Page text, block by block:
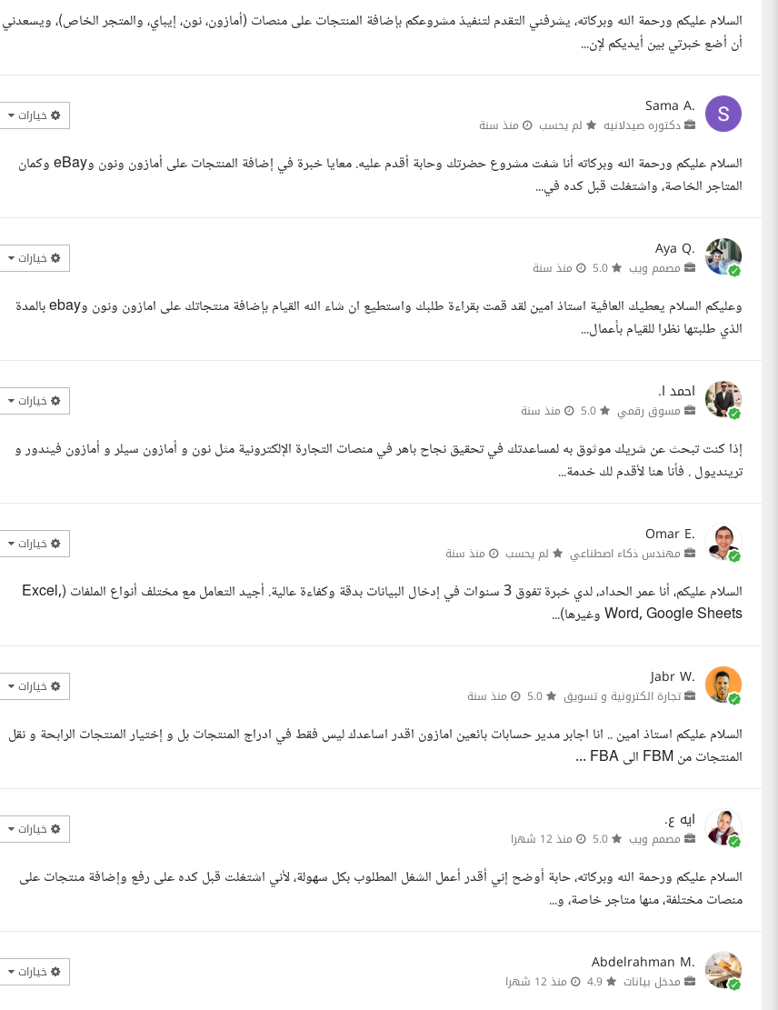
السلام عليكم ورحمة الله وبركاته، يشرفني التقدم لتنفيذ مشروعكم بإضافة المنتجات على منصات (أمازون، نون، إيباي، والمتجر الخاص)، ويسعدني
أن أضع خبرتي بين أيديكم لإن...
Sama A.
دكتوره صيدلانيه لم يحسب منذ سنة خيارات
السلام عليكم ورحمة الله وبركاته أنا شفت مشروع حضرتك وحابة أقدم عليه. معايا خبرة في إضافة المنتجات على أمازون ونون وeBay وكمان
المتاجر الخاصة، واشتغلت قبل كده في...
Aya Q.
مصمم ويب منذ سنة خيارات
وعليكم السلام يعطيك العافية استاذ امين لقد قمت بقراءة طلبك واستطيع ان شاء الله القيام بإضافة منتجاتك على امازون ونون وebay بالمدة
الذي طلبتها نظرا للقيام بأعمال...
احمد ا.
مسوق رقمي منذ سنة خيارات
إذا كنت تبحث عن شريك موثوق به لمساعدتك في تحقيق نجاح باهر في منصات التجارة الإلكترونية مثل نون و أمازون سيلر و أمازون فيندور و
ترينديول . فأنا هنا لأقدم لك خدمة...
Omar E.
مهندس ذكاء اصطناعي لم يحسب منذ سنة خيارات
السلام عليكم، أنا عمر الحداد، لدي خبرة تفوق 3 سنوات في إدخال البيانات بدقة وكفاءة عالية. أجيد التعامل مع مختلف أنواع الملفات (Excel,
Word, Google Sheets وغيرها)...
Jabr W.
تجارة الكترونية و تسويق منذ سنة خيارات
السلام عليكم استاذ امين .. انا اجابر مدير حسابات بائعين امازون اقدر اساعدك ليس فقط في ادراج المنتجات بل و إختيار المنتجات الرابحة و نقل
المنتجات من FBM الى FBA ...
ايه ع.
مصمم ويب منذ 12 شهرا خيارات
السلام عليكم ورحمة الله وبركاته، حابة أوضح إني أقدر أعمل الشغل المطلوب بكل سهولة، لأني اشتغلت قبل كده على رفع وإضافة منتجات على
منصات مختلفة، منها متاجر خاصة، و...
Abdelrahman M.
مدخل بيانات منذ 12 شهرا خيارات